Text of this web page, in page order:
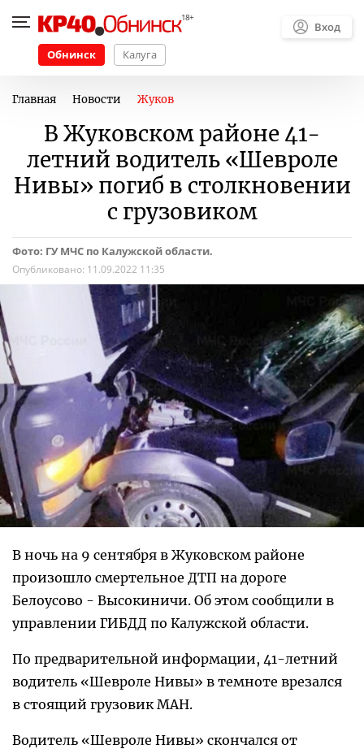
Обнинск Калуга
Вход
Главная Новости Жуков
В Жуковском районе 41-
летний водитель «Шевроле
Нивы» погиб в столкновении
с грузовиком
Фото: ГУ МЧС по Калужской области.
Опубликовано: 11.09.2022 11:35
В ночь на 9 сентября в Жуковском районе
произошло смертельное ДТП на дороге
Белоусово - Высокиничи. Об этом сообщили в
управлении ГИБДД по Калужской области.
По предварительной информации, 41-летний
водитель «Шевроле Нивы» в темноте врезался
в стоящий грузовик МАН.
Водитель «Шевроле Нивы» скончался от